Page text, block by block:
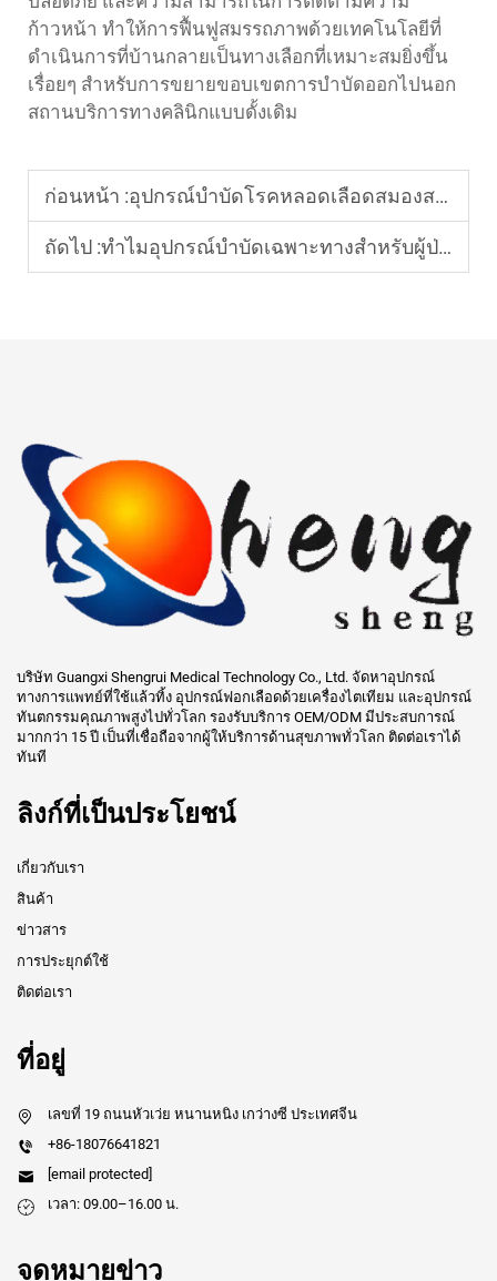
ก้าวหน้า ทำให้การฟื้นฟูสมรรถภาพด้วยเทคโนโลยีที่
ดำเนินการที่บ้านกลายเป็นทางเลือกที่เหมาะสมยิ่งขึ้น
เรื่อยๆ สำหรับการขยายขอบเขตการบำบัดออกไปนอก
สถานบริการทางคลินิกแบบดั้งเดิม
ก่อนหน้า :อุปกรณ์บำบัดโรคหลอดเลือดสมองสามารถช่วยในการฟื้นฟูหลังเกิดโรคหลอดเลือดสมองได้อย่างไร?
ถัดไป :ทำไมอุปกรณ์บำบัดเฉพาะทางสำหรับผู้ป่วยโรคหลอดเลือดสมองจึงมีความสำคัญต่อการฟื้นฟู?
บริษัท Guangxi Shengrui Medical Technology Co., Ltd. จัดหาอุปกรณ์
ทางการแพทย์ที่ใช้แล้วทิ้ง อุปกรณ์ฟอกเลือดด้วยเครื่องไตเทียม และอุปกรณ์
ทันตกรรมคุณภาพสูงไปทั่วโลก รองรับบริการ OEM/ODM มีประสบการณ์
มากกว่า 15 ปี เป็นที่เชื่อถือจากผู้ให้บริการด้านสุขภาพทั่วโลก ติดต่อเราได้
ทันที
ลิงก์ที่เป็นประโยชน์
เกี่ยวกับเรา
สินค้า
ข่าวสาร
การประยุกต์ใช้
ติดต่อเรา
ที่อยู่
เลขที่ 19 ถนนหัวเว่ย หนานหนิง เกว่างซี ประเทศจีน
+86-18076641821
[email protected]
เวลา: 09.00–16.00 น.
จดหมายข่าว